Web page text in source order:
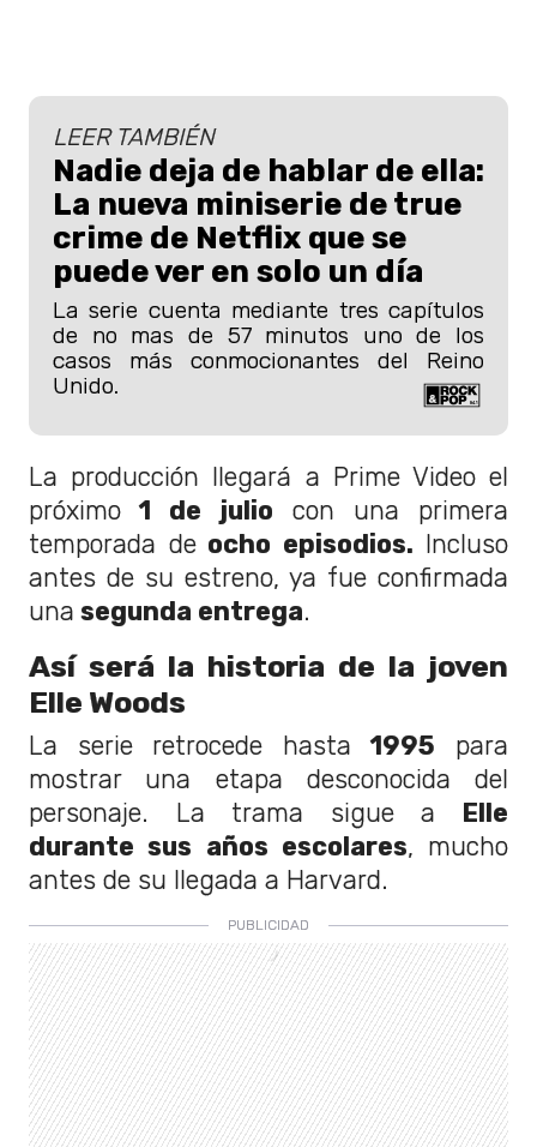
LEER TAMBIÉN
Nadie deja de hablar de ella:
La nueva miniserie de true
crime de Netflix que se
puede ver en solo un día
La serie cuenta mediante tres capítulos
de no mas de 57 minutos uno de los
casos más conmocionantes del Reino
Unido.
La producción llegará a Prime Video el
próximo 1 de julio con una primera
temporada deocho episodios. Incluso
antes de su estreno, ya fue confirmada
una segunda entrega.
Así será la historia de la joven
Elle Woods
La serie retrocede hasta1995 para
mostrar una etapa desconocida del
personaje. La trama sigue a Elle
durante sus años escolares, mucho
antes de su llegada a Harvard.